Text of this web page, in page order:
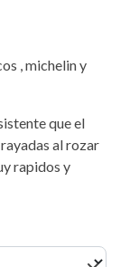
, michelin y
que el
al rozar
rapidos y